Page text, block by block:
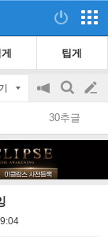
팁게
공
지
on/off
검
색
글
쓰
30추글